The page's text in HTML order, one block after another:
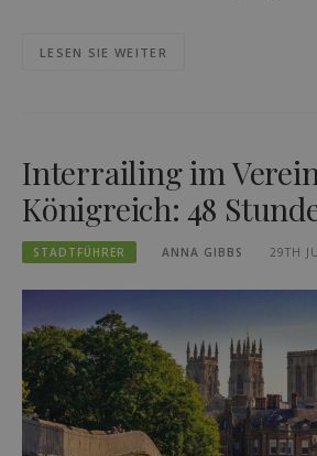
LESEN SIE WEITER
Interrailing im
Königreich: 48
STADTFÜHRER ANNA GIBBS 29TH